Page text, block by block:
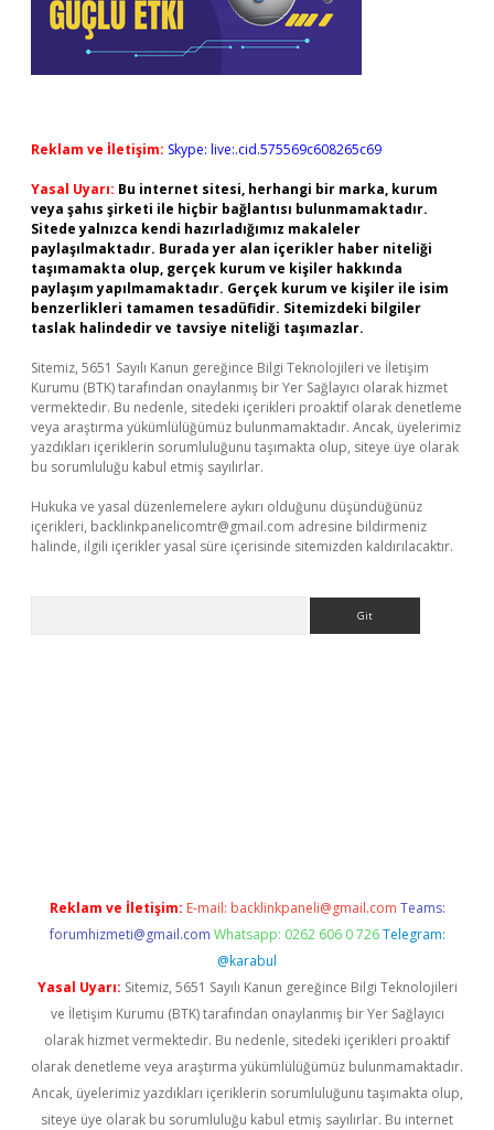
Reklam ve İletişim: Skype: live:.cid.575569c608265c69
Yasal Uyarı: Bu internet sitesi, herhangi bir marka, kurum
veya şahıs şirketi ile hiçbir bağlantısı bulunmamaktadır.
Sitede yalnızca kendi hazırladığımız makaleler
paylaşılmaktadır. Burada yer alan içerikler haber niteliği
taşımamakta olup, gerçek kurum ve kişiler hakkında
paylaşım yapılmamaktadır. Gerçek kurum ve kişiler ile isim
benzerlikleri tamamen tesadüfidir. Sitemizdeki bilgiler
taslak halindedir ve tavsiye niteliği taşımazlar.
Sitemiz, 5651 Sayılı Kanun gereğince Bilgi Teknolojileri ve İletişim
Kurumu (BTK) tarafından onaylanmış bir Yer Sağlayıcı olarak hizmet
vermektedir. Bu nedenle, sitedeki içerikleri proaktif olarak denetleme
veya araştırma yükümlülüğümüz bulunmamaktadır. Ancak, üyelerimiz
yazdıkları içeriklerin sorumluluğunu taşımakta olup, siteye üye olarak
bu sorumluluğu kabul etmiş sayılırlar.
Hukuka ve yasal düzenlemelere aykırı olduğunu düşündüğünüz
içerikleri, backlinkpanelicomtr@gmail.com adresine bildirmeniz
halinde, ilgili içerikler yasal süre içerisinde sitemizden kaldırılacaktır.
Reklam ve İletişim: E-mail: backlinkpaneli@gmail.com Teams:
forumhizmeti@gmail.com Whatsapp: 0262 606 0 726 Telegram:
@karabul
Yasal Uyarı: Sitemiz, 5651 Sayılı Kanun gereğince Bilgi Teknolojileri
ve İletişim Kurumu (BTK) tarafından onaylanmış bir Yer Sağlayıcı
olarak hizmet vermektedir. Bu nedenle, sitedeki içerikleri proaktif
olarak denetleme veya araştırma yükümlülüğümüz bulunmamaktadır.
Ancak, üyelerimiz yazdıkları içeriklerin sorumluluğunu taşımakta olup,
siteye üye olarak bu sorumluluğu kabul etmiş sayılırlar. Bu internet